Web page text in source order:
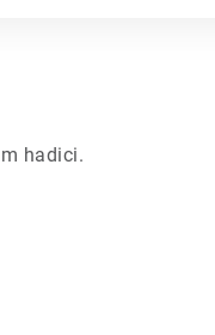
hadici.